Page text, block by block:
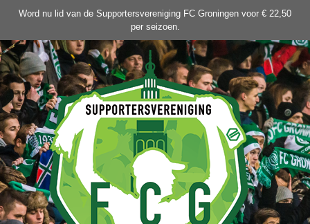
de
inhoud
Word nu lid van de Supportersvereniging FC Groningen voor € 22,50
per seizoen.